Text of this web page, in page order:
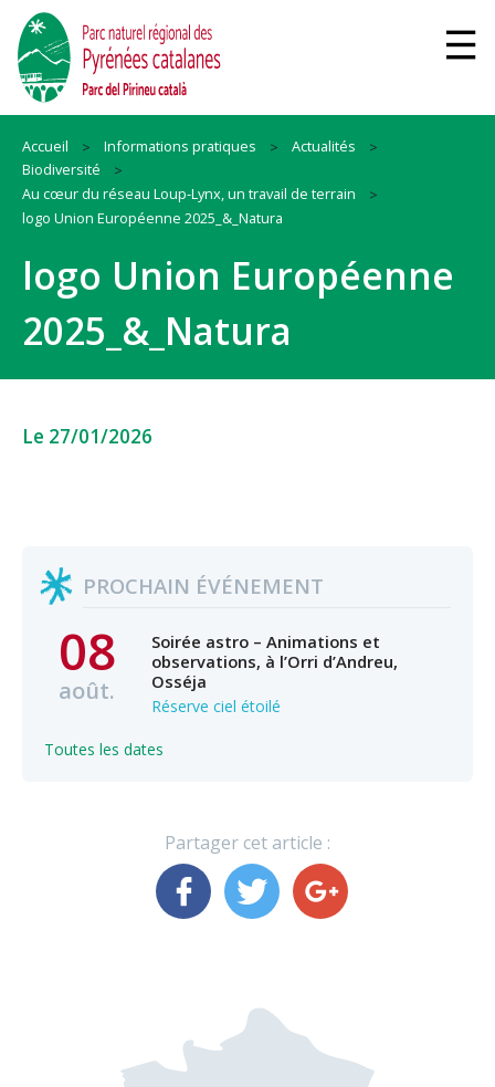
Accueil Informations pratiques
Actualités
Biodiversité
Au cœur du réseau Loup-Lynx, un travail de terrain
logo Union Européenne 2025_&_Natura
logo Union Européenne
2025_&_Natura
Le 27/01/2026
PROCHAIN ÉVÉNEMENT
08
août.
Soirée astro – Animations et
observations, à l’Orri d’Andreu,
Osséja
Réserve ciel étoilé
Toutes les dates
Partager cet article :